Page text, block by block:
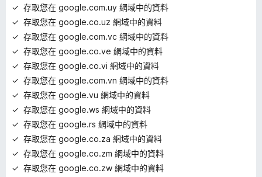
存取您在 google.com.uy 網域中的資料
存取您在 google.co.uz 網域中的資料
存取您在 google.com.vc 網域中的資料
存取您在 google.co.ve 網域中的資料
存取您在 google.co.vi 網域中的資料
存取您在 google.com.vn 網域中的資料
存取您在 google.vu 網域中的資料
存取您在 google.ws 網域中的資料
存取您在 google.rs 網域中的資料
存取您在 google.co.za 網域中的資料
存取您在 google.co.zm 網域中的資料
存取您在 google.co.zw 網域中的資料